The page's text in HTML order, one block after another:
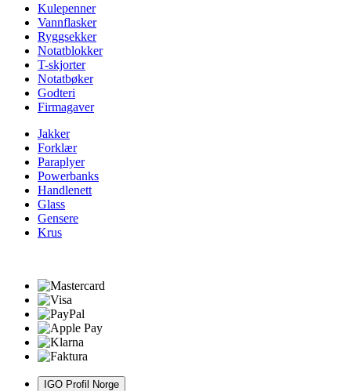
Kulepenner
Vannflasker
Ryggsekker
Notatblokker
T-skjorter
Notatbøker
Godteri
Firmagaver
Jakker
Forklær
Paraplyer
Powerbanks
Handlenett
Glass
Gensere
Krus
IGO Profil Norge